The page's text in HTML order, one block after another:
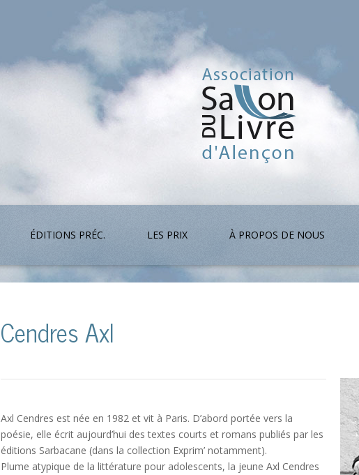
ÉDITIONS PRÉC. LES PRIX À PROPOS DE NOUS
Cendres Axl
Axl Cendres est née en 1982 et vit à Paris. D’abord portée vers la
poésie, elle écrit aujourd’hui des textes courts et romans publiés par les
éditions Sarbacane (dans la collection Exprim’ notamment).
Plume atypique de la littérature pour adolescents, la jeune Axl Cendres